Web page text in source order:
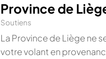
Province de
Soutiens
La Province de Liège ne
votre volant en